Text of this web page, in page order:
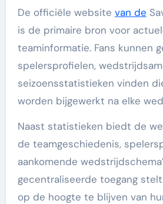
De officiële website van de
is de primaire bron voor
teaminformatie. Fans kunnen
spelersprofielen,
seizoensstatistieken vinden
worden bijgewerkt na elke
Naast statistieken biedt de
de teamgeschiedenis,
aankomende
gecentraliseerde toegang
op de hoogte te blijven van